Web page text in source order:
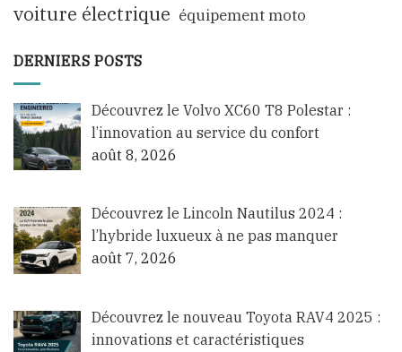
voiture électrique équipement moto
DERNIERS POSTS
Découvrez le Volvo XC60 T8 Polestar :
l’innovation au service du confort
août 8, 2026
Découvrez le Lincoln Nautilus 2024 :
l’hybride luxueux à ne pas manquer
août 7, 2026
Découvrez le nouveau Toyota RAV4 2025 :
innovations et caractéristiques